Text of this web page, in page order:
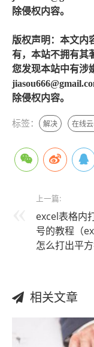
除侵权内容。
版权声明：本文内
有，本站不拥有其
您发现本站中有涉
除侵权内容。
标签： 解决 在线
上一篇:
excel表格内
号的教程（
怎么打出平方
相关文章